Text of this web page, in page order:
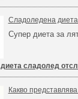
Сладоледена
Супер диета за
диета сладолед
Какво